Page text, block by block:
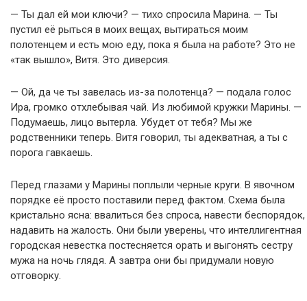
— Ты дал ей мои ключи? — тихо спросила Марина. — Ты
пустил её рыться в моих вещах, вытираться моим
полотенцем и есть мою еду, пока я была на работе? Это не
«так вышло», Витя. Это диверсия.
— Ой, да че ты завелась из-за полотенца? — подала голос
Ира, громко отхлебывая чай. Из любимой кружки Марины. —
Подумаешь, лицо вытерла. Убудет от тебя? Мы же
родственники теперь. Витя говорил, ты адекватная, а ты с
порога гавкаешь.
Перед глазами у Марины поплыли черные круги. В явочном
порядке её просто поставили перед фактом. Схема была
кристально ясна: ввалиться без спроса, навести беспорядок,
надавить на жалость. Они были уверены, что интеллигентная
городская невестка постесняется орать и выгонять сестру
мужа на ночь глядя. А завтра они бы придумали новую
отговорку.